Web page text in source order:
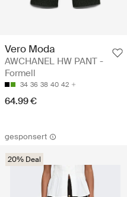
Vero Moda
AWCHANEL HW PANT -
Formell
34 36 38 40 42
64.99 €
gesponsert
20% Deal